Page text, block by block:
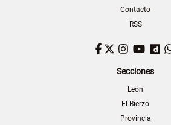
Contacto
RSS
Facebook
Twitter
Secciones
León
El Bierzo
Provincia